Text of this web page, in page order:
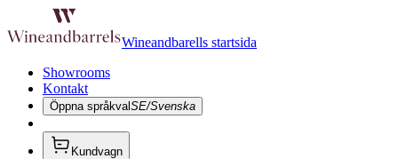
Wineandbarells startsida
Showrooms
Kontakt
Öppna språkvalSE/Svenska
Kundvagn